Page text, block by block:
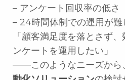
– アンケート回収率の低さ
– 24時間体制での運用が難
「顧客満足度を落とさず
ンケートを運用したい」
——このようなニーズから、